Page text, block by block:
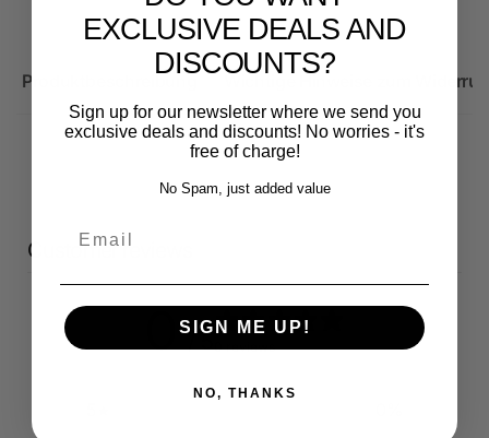
Produktbeschreibung Wichtige Hinweise zum
Customer reviews
/ 50 reviews
EXCLUSIVE DEALS AND
DISCOUNTS?
Sign up for our newsletter where we send you
exclusive deals and discounts! No worries - it's
free of charge!
No Spam, just added value
SIGN ME UP!
NO, THANKS